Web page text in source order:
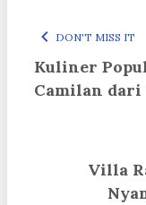
DON'T MISS IT
Kuliner
Camilan dari
Villa